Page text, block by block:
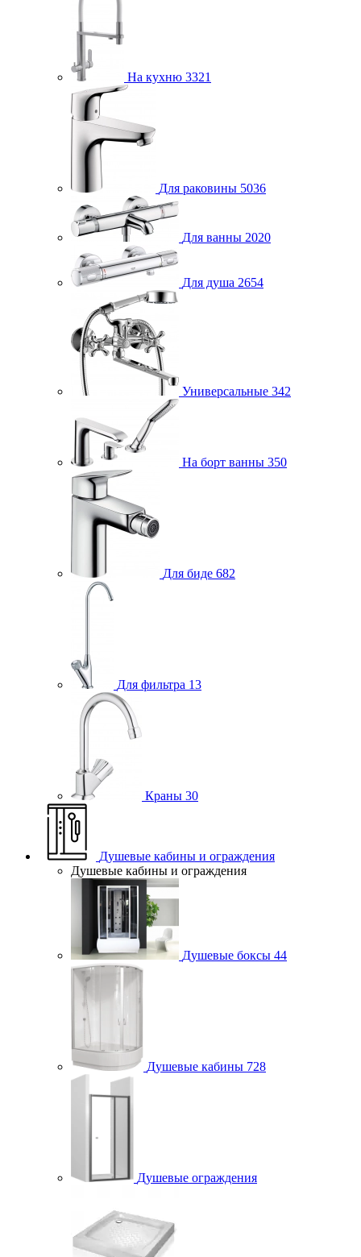
На кухню 3321
Для раковины 5036
Для ванны 2020
Для душа 2654
Универсальные 342
На борт ванны 350
Для биде 682
Для фильтра 13
Краны 30
Душевые кабины и ограждения
Душевые кабины и ограждения
Душевые боксы 44
Душевые кабины 728
Душевые ограждения